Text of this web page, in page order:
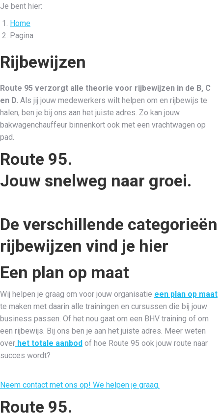
Je bent hier:
Home
Pagina
Rijbewijzen
Route 95 verzorgt alle theorie voor rijbewijzen in de B, C
en D. Als jij jouw medewerkers wilt helpen om en rijbewijs te
halen, ben je bij ons aan het juiste adres. Zo kan jouw
bakwagenchauffeur binnenkort ook met een vrachtwagen op
pad.
Route 95.
Jouw snelweg naar groei.
De verschillende categorieën
rijbewijzen vind je hier
Een plan op maat
Wij helpen je graag om voor jouw organisatie een plan op maat
te maken met daarin alle trainingen en cursussen die bij jouw
business passen. Of het nou gaat om een BHV training of om
een rijbewijs. Bij ons ben je aan het juiste adres. Meer weten
over het totale aanbod of hoe Route 95 ook jouw route naar
succes wordt?
Neem contact met ons op! We helpen je graag.
Route 95.